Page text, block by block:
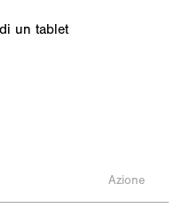
un tablet